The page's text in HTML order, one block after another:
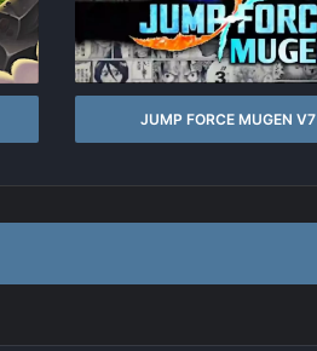
JUMP FORCE MUGEN V7